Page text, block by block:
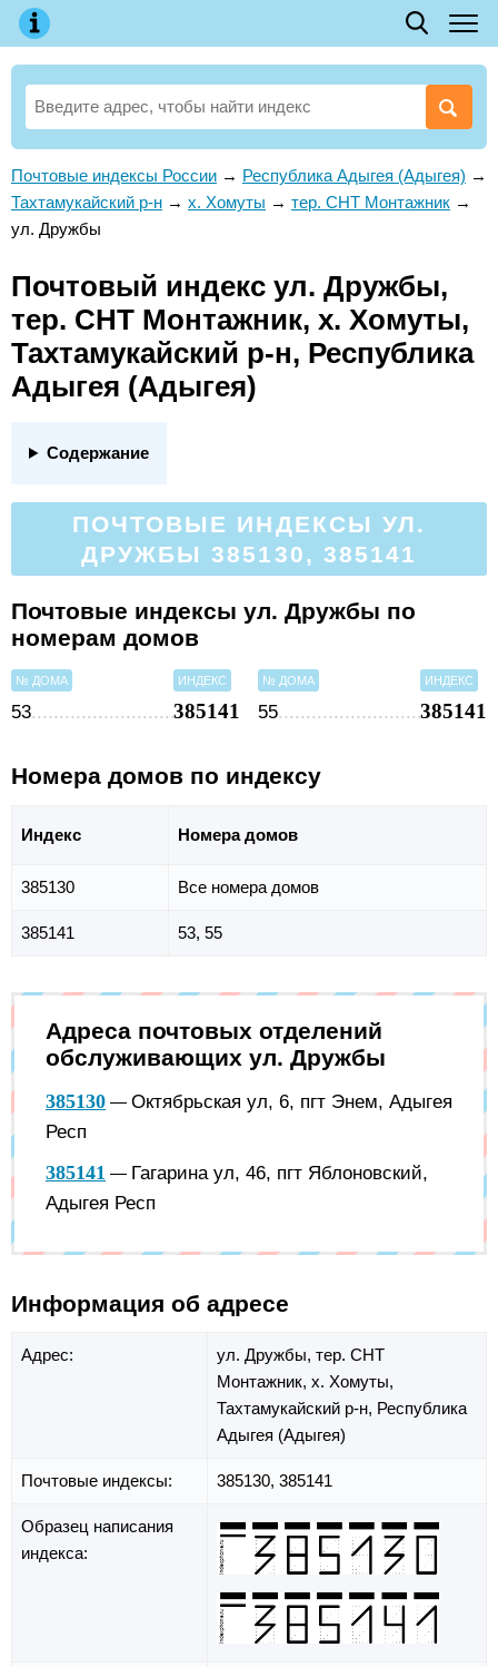
Почтовые индексы России → Республика Адыгея (Адыгея) →
Тахтамукайский р-н → х. Хомуты → тер. СНТ Монтажник →
ул. Дружбы
Почтовый индекс ул. Дружбы,
тер. СНТ Монтажник, х. Хомуты,
Тахтамукайский р-н, Республика
Адыгея (Адыгея)
Содержание
ПОЧТОВЫЕ ИНДЕКСЫ УЛ.
ДРУЖБЫ 385130, 385141
Почтовые индексы ул. Дружбы по
номерам домов
№ ДОМА ИНДЕКС
53 385141
№ ДОМА ИНДЕКС
55 385141
Номера домов по индексу
Индекс Номера домов
385130 Все номера домов
385141 53, 55
Адреса почтовых отделений
обслуживающих ул. Дружбы
385130 — Октябрьская ул, 6, пгт Энем, Адыгея
Респ
385141 — Гагарина ул, 46, пгт Яблоновский,
Адыгея Респ
Информация об адресе
Адрес: ул. Дружбы, тер. СНТ
Монтажник, х. Хомуты,
Тахтамукайский р-н, Республика
Адыгея (Адыгея)
Почтовые индексы: 385130, 385141
Образец написания
индекса: